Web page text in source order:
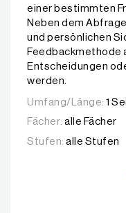
einer bestimmten
Neben dem
und persönlichen
Feedbackmethode
Entscheidungen
werden.
Umfang/Länge: 1
Fächer: alle Fächer
Stufen: alle Stufen